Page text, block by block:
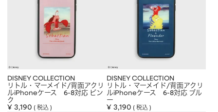
DISNEY COLLECTION
リトル・マーメイド/背面アクリ
ルiPhoneケース 6-8対応 ピン
ク
¥ 3,190 税込
DISNEY COLLECTION
リトル・マーメイド/背面アクリ
ルiPhoneケース 6-8対応 ブル
ー
¥ 3,190 税込